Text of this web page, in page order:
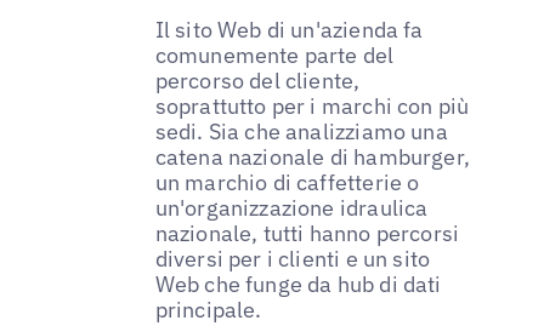
Il sito Web di un'azienda fa
comunemente parte del
percorso del cliente,
soprattutto per i marchi con più
sedi. Sia che analizziamo una
catena nazionale di hamburger,
un marchio di caffetterie o
un'organizzazione idraulica
nazionale, tutti hanno percorsi
diversi per i clienti e un sito
Web che funge da hub di dati
principale.